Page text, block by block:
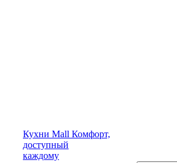
Кухни Mall Комфорт,
доступный
каждому